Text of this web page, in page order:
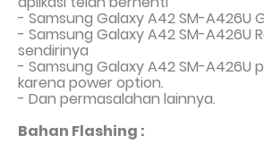
- Samsung Galaxy A42 SM-A426U
- Samsung Galaxy A42 SM-A426U
sendirinya
- Samsung Galaxy A42 SM-A426U
karena power option.
- Dan permasalahan lainnya.
Bahan Flashing :